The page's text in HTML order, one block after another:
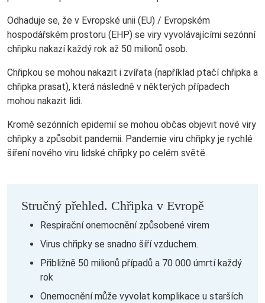
Odhaduje se, že v Evropské unii (EU) / Evropském
hospodářském prostoru (EHP) se viry vyvolávajícími sezónní
chřipku nakazí každý rok až 50 milionů osob.
Chřipkou se mohou nakazit i zvířata (například ptačí chřipka a
chřipka prasat), která následně v některých případech
mohou nakazit lidi.
Kromě sezónních epidemií se mohou občas objevit nové viry
chřipky a způsobit pandemii. Pandemie viru chřipky je rychlé
šíření nového viru lidské chřipky po celém světě.
Stručný přehled. Chřipka v Evropě
Respirační onemocnění způsobené virem
Virus chřipky se snadno šíří vzduchem.
Přibližně 50 milionů případů a 70 000 úmrtí každý
rok
Onemocnění může vyvolat komplikace u starších